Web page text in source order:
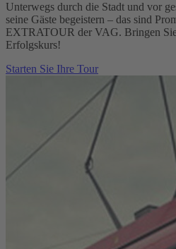
Unterwegs durch die Stadt und vor
seine Gäste begeistern – das sind
EXTRATOUR der VAG. Bringen
Erfolgskurs!
Starten Sie Ihre Tour